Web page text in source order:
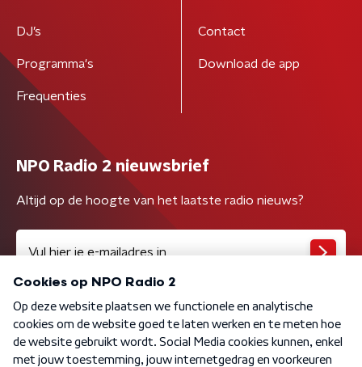
DJ’s
Programma's
Frequenties
Contact
Download de app
NPO Radio 2 nieuwsbrief
Altijd op de hoogte van het laatste radio nieuws?
Algemene voorwaarden